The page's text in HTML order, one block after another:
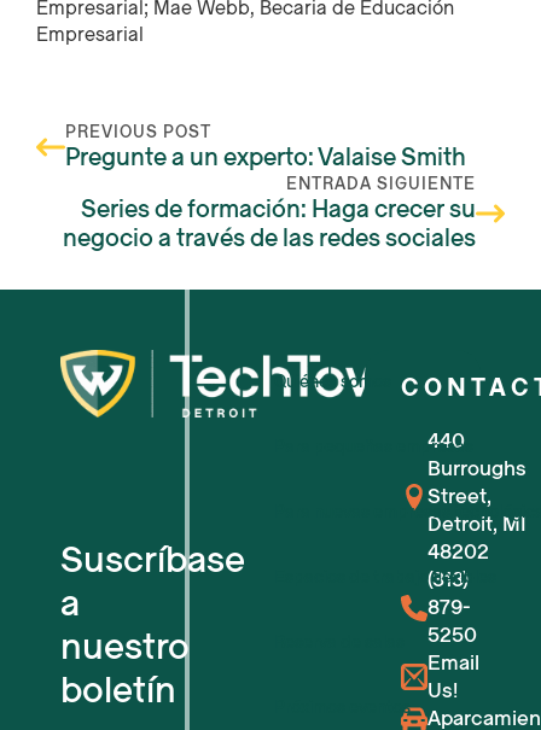
Empresarial; Mae Webb, Becaria de Educación
Empresarial
PREVIOUS POST
Pregunte a un experto: Valaise Smith
ENTRADA SIGUIENTE
Series de formación: Haga crecer su
negocio a través de las redes sociales
Suscríbase
a
nuestro
boletín
Quiénes somos
Para pequeñas empresas
Para nuevas empresas
Espacios de trabajo flexibles
Próximos eventos
440
Burroughs
Street,
Detroit, MI
48202
(313)
879-
5250
Email
Us!